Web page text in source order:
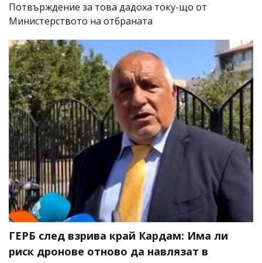
Потвърждение за това дадоха току-що от
Министерството на отбраната
ГЕРБ след взрива край Кардам: Има ли
риск дронове отново да навлязат в